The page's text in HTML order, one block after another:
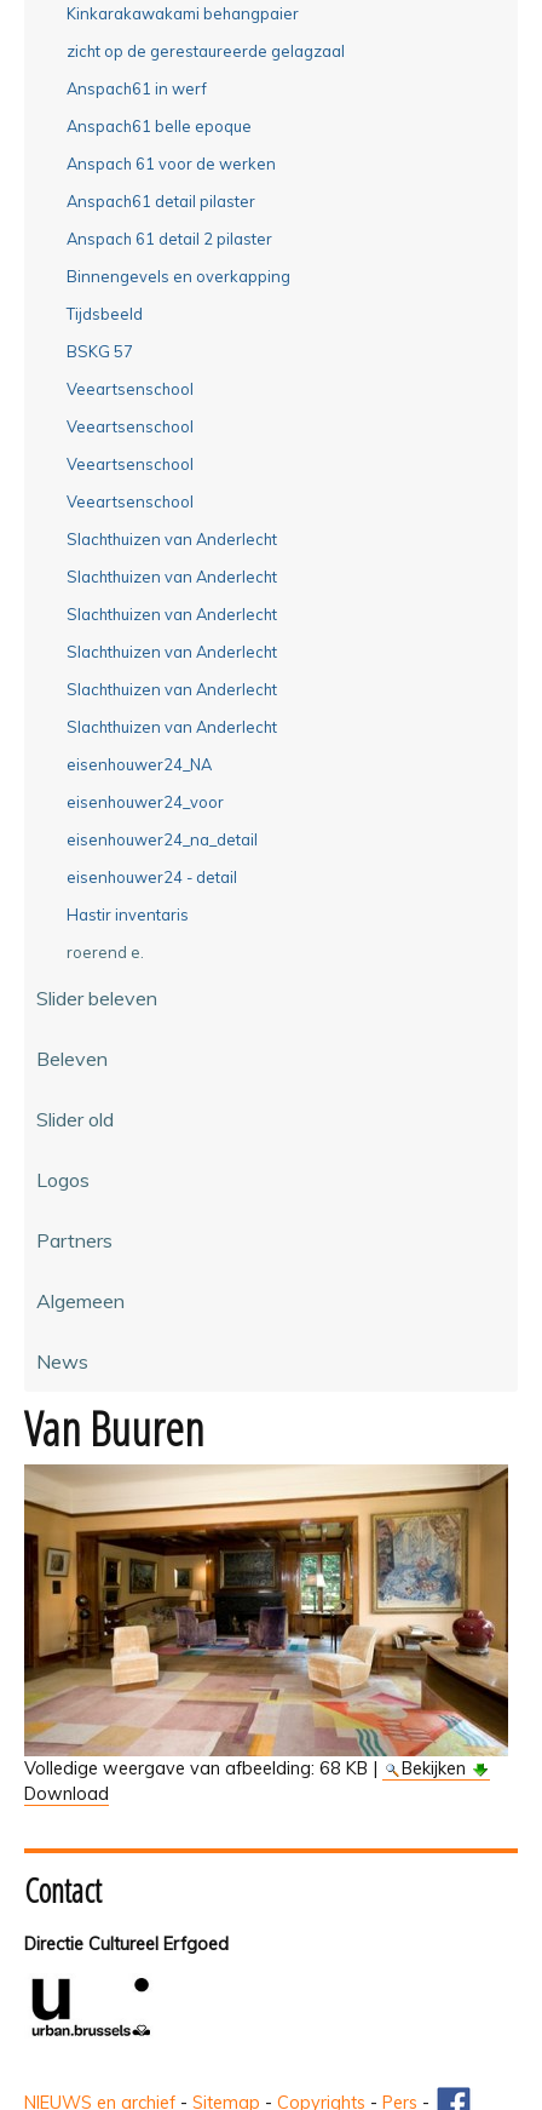
Kinkarakawakami behangpaier
zicht op de gerestaureerde gelagzaal
Anspach61 in werf
Anspach61 belle epoque
Anspach 61 voor de werken
Anspach61 detail pilaster
Anspach 61 detail 2 pilaster
Binnengevels en overkapping
Tijdsbeeld
BSKG 57
Veeartsenschool
Veeartsenschool
Veeartsenschool
Veeartsenschool
Slachthuizen van Anderlecht
Slachthuizen van Anderlecht
Slachthuizen van Anderlecht
Slachthuizen van Anderlecht
Slachthuizen van Anderlecht
Slachthuizen van Anderlecht
eisenhouwer24_NA
eisenhouwer24_voor
eisenhouwer24_na_detail
eisenhouwer24 - detail
Hastir inventaris
roerend e.
Slider beleven
Beleven
Slider old
Logos
Partners
Algemeen
News
Van Buuren
Volledige weergave van afbeelding: 68 KB |
Bekijken
Download
Contact
Directie Cultureel Erfgoed
NIEUWS en archief - Sitemap - Copyrights - Pers -